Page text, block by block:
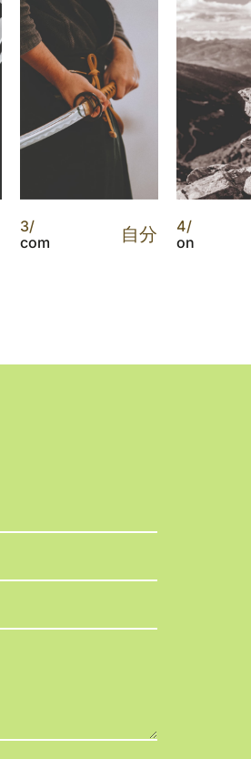
3/
com
自分
4/
on